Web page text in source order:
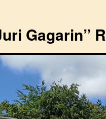
Gagarin”